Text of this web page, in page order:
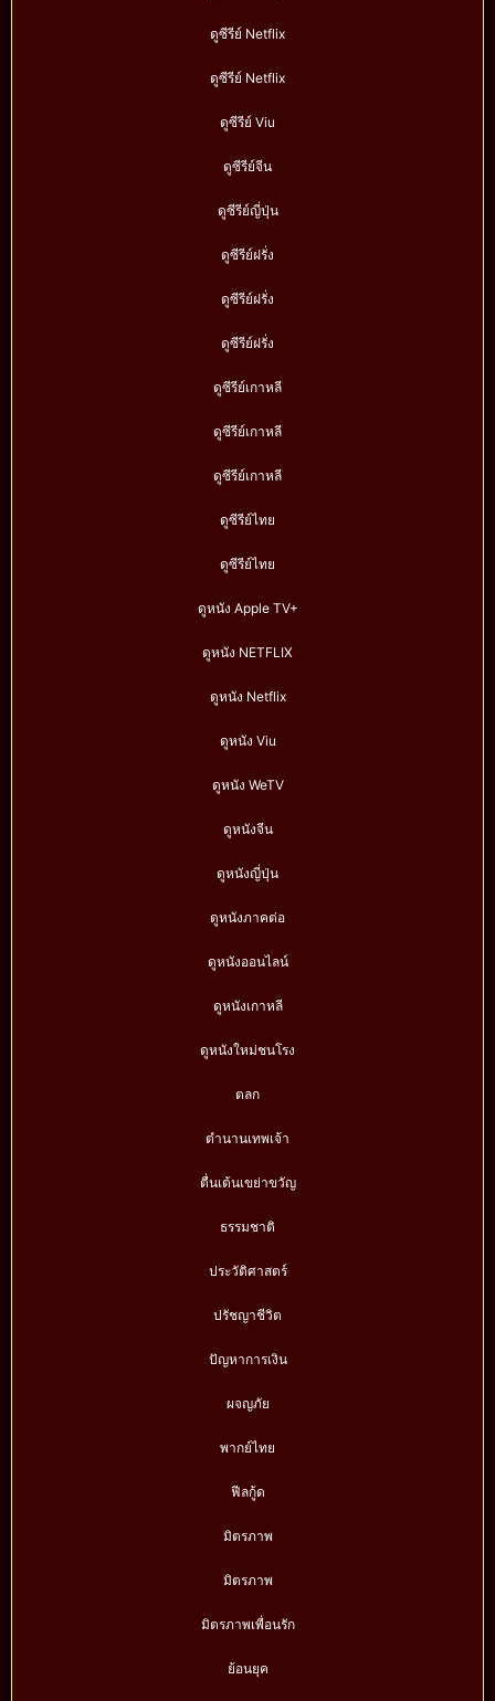
ดูซีรีย์ Netflix
ดูซีรีย์ Netflix
ดูซีรีย์ Viu
ดูซีรีย์จีน
ดูซีรีย์ญี่ปุ่น
ดูซีรีย์ฝรั่ง
ดูซีรีย์ฝรั่ง
ดูซีรีย์ฝรั่ง
ดูซีรีย์เกาหลี
ดูซีรีย์เกาหลี
ดูซีรีย์เกาหลี
ดูซีรีย์ไทย
ดูซีรีย์ไทย
ดูหนัง Apple TV+
ดูหนัง NETFLIX
ดูหนัง Netflix
ดูหนัง Viu
ดูหนัง WeTV
ดูหนังจีน
ดูหนังญี่ปุ่น
ดูหนังภาคต่อ
ดูหนังออนไลน์
ดูหนังเกาหลี
ดูหนังใหม่ชนโรง
ตลก
ตำนานเทพเจ้า
ตื่นเต้นเขย่าขวัญ
ธรรมชาติ
ประวัติศาสตร์
ปรัชญาชีวิต
ปัญหาการเงิน
ผจญภัย
พากย์ไทย
ฟีลกู้ด
มิตรภาพ
มิตรภาพ
มิตรภาพเพื่อนรัก
ย้อนยุค